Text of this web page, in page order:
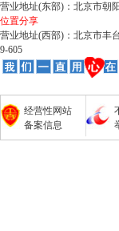
营业地址(东部)：北京市朝
位置分享
营业地址(西部)：北京市丰
9-605
经营性网站
备案信息